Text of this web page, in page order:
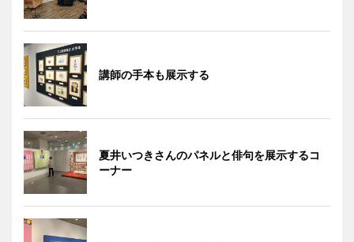
講師の手本も展示する
夏井いつきさんのパネルと俳句を展示するコ
ーナー